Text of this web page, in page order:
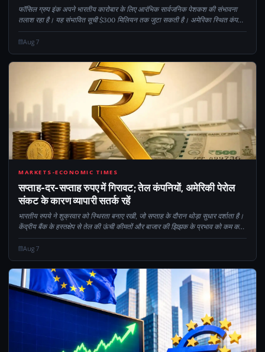
फॉसिल ग्रुप इंक अपने भारतीय कारोबार के लिए आरंभिक सार्वजनिक पेशकश की संभावना
तलाश रहा है। यह संभावित सूची $300 मिलियन तक जुटा सकती है। अमेरिका स्थित कंपनी
फॉसिल इंडिया में 25% तक हिस्सेदारी बेच सकती है। इस कदम के लिए...
Aug 7
CM
MARKETS-ECONOMIC TIMES
सप्ताह-दर-सप्ताह रुपए में गिरावट; तेल कंपनियों, अमेरिकी पेरोल
संकट के कारण व्यापारी सतर्क रहें
भारतीय रुपये ने शुक्रवार को स्थिरता बनाए रखी, जो सप्ताह के दौरान थोड़ा सुधार दर्शाता है।
केंद्रीय बैंक के हस्तक्षेप से तेल की ऊंची कीमतों और बाजार की झिझक के प्रभाव को कम करने
में मदद मिली। से महत्वपूर्ण प्रवाह...
Aug 7